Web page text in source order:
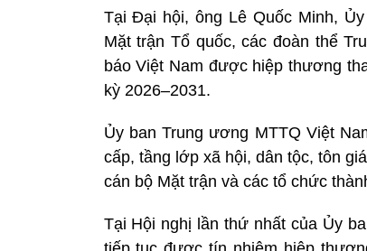
Tại Đại hội, ông Lê Quốc Minh,
Mặt trận Tổ quốc, các đoàn thể
báo Việt Nam được hiệp thương
kỳ 2026–2031.
Ủy ban Trung ương MTTQ Việt
cấp, tầng lớp xã hội, dân tộc, tôn
cán bộ Mặt trận và các tổ chức
Tại Hội nghị lần thứ nhất của Ủy